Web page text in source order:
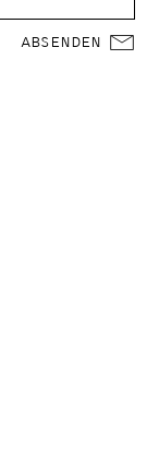
ABSENDEN